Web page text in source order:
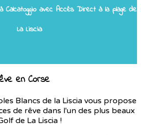
Calcatoggio avec Accès Direct à la plage de
La Liscia
en Corse
Blancs de la Liscia vous propose
de rêve dans l'un des plus beaux
de La Liscia !